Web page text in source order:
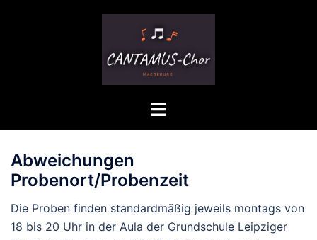
Menü
Abweichungen
Probenort/Probenzeit
Die Proben finden standardmäßig jeweils montags von
18 bis 20 Uhr in der Aula der Grundschule Leipziger